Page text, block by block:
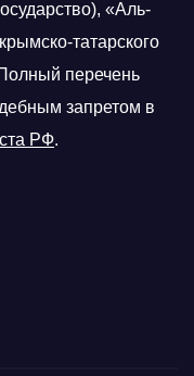
«Аль-
татарского
перечень
запретом в
РФ.